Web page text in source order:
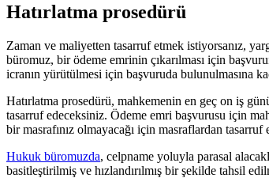
Hatırlatma prosedürü
Zaman ve maliyetten tasarruf etmek istiyorsanız,
büromuz, bir ödeme emrinin çıkarılması için
icranın yürütülmesi için başvuruda bulunulmasına
Hatırlatma prosedürü, mahkemenin en geç on iş
tasarruf edeceksiniz. Ödeme emri başvurusu için
bir masrafınız olmayacağı için masraflardan tasarruf
Hukuk büromuzda, celpname yoluyla parasal
basitleştirilmiş ve hızlandırılmış bir şekilde tahsil